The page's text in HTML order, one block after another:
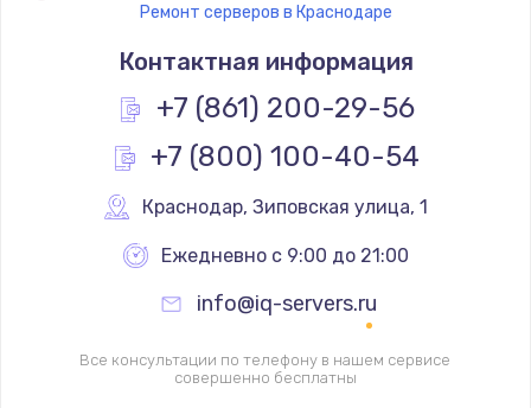
Замена термостата
1200 руб.
Заказать
Замена реле
Замена термопредохранителя
700 руб.
Заказать
Ремонт серверов в Краснодаре
Контактная информация
+7 (861) 200-29-56
+7 (800) 100-40-54
Краснодар, Зиповская улица, 1
Ежедневно с 9:00 до 21:00
info@iq-servers.ru
Все консультации по телефону в нашем сервисе
совершенно бесплатны